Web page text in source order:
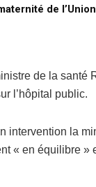
de l’Union
de la santé
l’hôpital public.
intervention la
« en équilibre »